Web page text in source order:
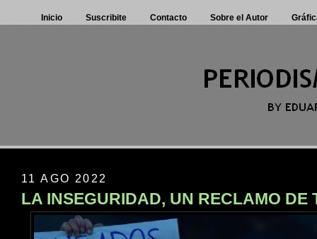
Inicio Suscribite Contacto Sobre el Autor
11 AGO 2022
LA INSEGURIDAD, UN RECLAMO DE